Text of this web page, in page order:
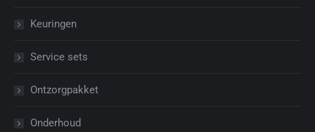
Keuringen
Service sets
Ontzorgpakket
Onderhoud